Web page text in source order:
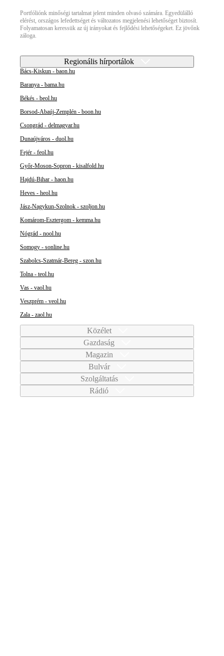
Portfóliónk minőségi tartalmat jelent minden olvasó számára. Egyedülálló
elérést, országos lefedettséget és változatos megjelenési lehetőséget biztosít.
Folyamatosan keressük az új irányokat és fejlődési lehetőségeket. Ez jövőnk
záloga.
Regionális hírportálok
Bács-Kiskun - baon.hu
Baranya - bama.hu
Békés - beol.hu
Borsod-Abaúj-Zemplén - boon.hu
Csongrád - delmagyar.hu
Dunaújváros - duol.hu
Fejér - feol.hu
Győr-Moson-Sopron - kisalfold.hu
Hajdú-Bihar - haon.hu
Heves - heol.hu
Jász-Nagykun-Szolnok - szoljon.hu
Komárom-Esztergom - kemma.hu
Nógrád - nool.hu
Somogy - sonline.hu
Szabolcs-Szatmár-Bereg - szon.hu
Tolna - teol.hu
Vas - vaol.hu
Veszprém - veol.hu
Zala - zaol.hu
Közélet
Gazdaság
Magazin
Bulvár
Szolgáltatás
Rádió